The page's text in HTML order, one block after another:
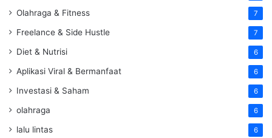
Olahraga & Fitness 7
Freelance & Side Hustle 7
Diet & Nutrisi 6
Aplikasi Viral & Bermanfaat 6
Investasi & Saham 6
olahraga 6
lalu lintas 6